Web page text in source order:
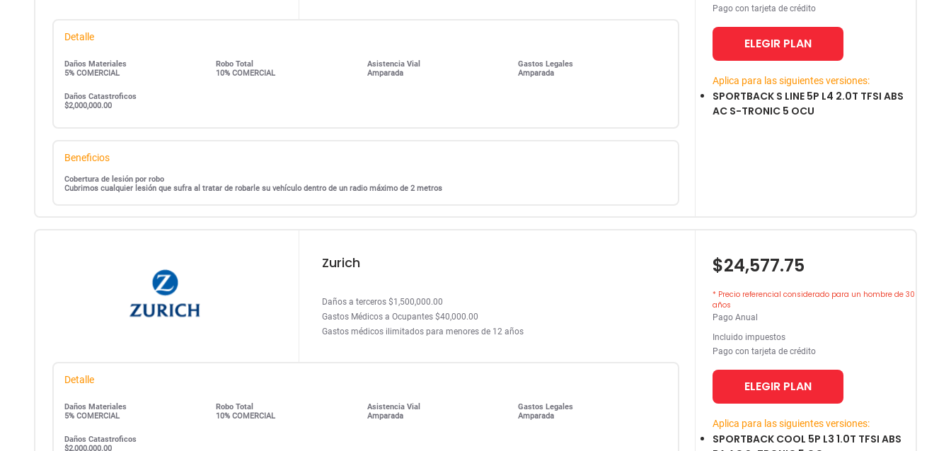
Detalle
Daños Materiales
5% COMERCIAL
Robo Total
10% COMERCIAL
Asistencia Vial
Amparada
Gastos Legales
Amparada
Daños Catastroficos
$2,000,000.00
Beneficios
Cobertura de lesión por robo
Cubrimos cualquier lesión que sufra al tratar de robarle su vehículo dentro de un radio máximo de 2 metros
Pago con tarjeta de crédito
ELEGIR PLAN
Aplica para las siguientes versiones:
SPORTBACK S LINE 5P L4 2.0T TFSI ABS
AC S-TRONIC 5 OCU
Zurich
Daños a terceros $1,500,000.00
Gastos Médicos a Ocupantes $40,000.00
Gastos médicos ilimitados para menores de 12 años
Detalle
Daños Materiales
5% COMERCIAL
Robo Total
10% COMERCIAL
Asistencia Vial
Amparada
Gastos Legales
Amparada
Daños Catastroficos
$2,000,000.00
$24,577.75
* Precio referencial considerado para un hombre de 30
años
Pago Anual
Incluido impuestos
Pago con tarjeta de crédito
ELEGIR PLAN
Aplica para las siguientes versiones:
SPORTBACK COOL 5P L3 1.0T TFSI ABS